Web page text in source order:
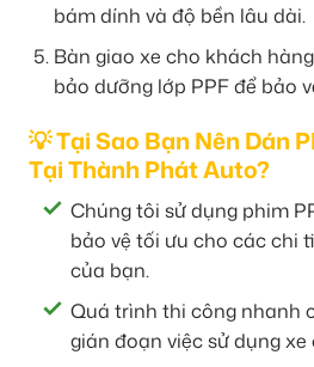
bám dính và độ bền lâu dài.
Bàn giao xe cho khách
bảo dưỡng lớp PPF để bảo
💡 Tại Sao Bạn Nên Dán
Tại Thành Phát Auto?
Chúng tôi sử dụng phim
bảo vệ tối ưu cho các chi
của bạn.
Quá trình thi công nhanh
gián đoạn việc sử dụng